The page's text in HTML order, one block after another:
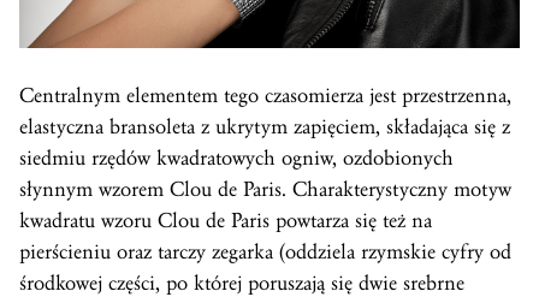
Centralnym elementem tego czasomierza jest przestrzenna,
elastyczna bransoleta z ukrytym zapięciem, składająca się z
siedmiu rzędów kwadratowych ogniw, ozdobionych
słynnym wzorem Clou de Paris. Charakterystyczny motyw
kwadratu wzoru Clou de Paris powtarza się też na
pierścieniu oraz tarczy zegarka (oddziela rzymskie cyfry od
środkowej części, po której poruszają się dwie srebrne